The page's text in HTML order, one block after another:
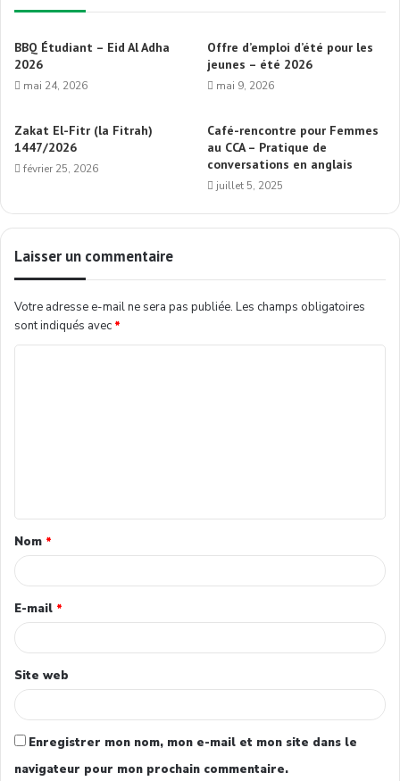
BBQ Étudiant – Eid Al Adha
2026
mai 24, 2026
Offre d’emploi d’été pour les
jeunes – été 2026
mai 9, 2026
Zakat El-Fitr (la Fitrah)
1447/2026
février 25, 2026
Café-rencontre pour Femmes
au CCA – Pratique de
conversations en anglais
juillet 5, 2025
Laisser un commentaire
Votre adresse e-mail ne sera pas publiée. Les champs obligatoires
sont indiqués avec *
Nom *
E-mail *
Site web
Enregistrer mon nom, mon e-mail et mon site dans le
navigateur pour mon prochain commentaire.